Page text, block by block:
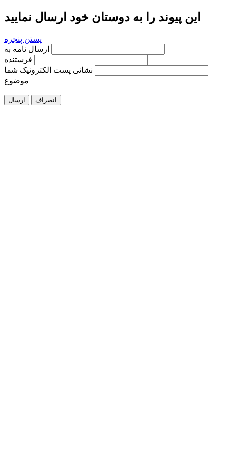
این پیوند را به دوستان خود ارسال نمایید
پستن پنجره
فرستنده
نشانی پست الکترونیک شما
موضوع
ارسال انصراف